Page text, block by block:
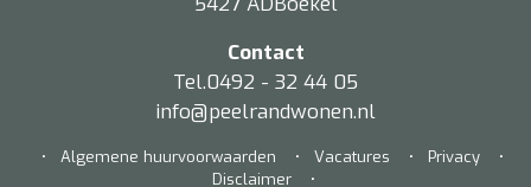
Contact
Tel.0492 - 32 44 05
info@peelrandwonen.nl
• Algemene huurvoorwaarden • Vacatures • Privacy •
Disclaimer•